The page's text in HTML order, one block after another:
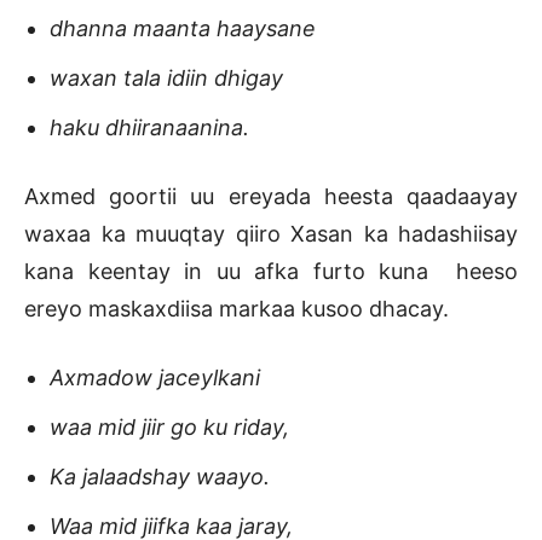
dhanna maanta haaysane
waxan tala idiin dhigay
haku dhiiranaanina.
Axmed goortii uu ereyada heesta qaadaayay
waxaa ka muuqtay qiiro Xasan ka hadashiisay
kana keentay in uu afka furto kuna heeso
ereyo maskaxdiisa markaa kusoo dhacay.
Axmadow jaceylkani
waa mid jiir go ku riday,
Ka jalaadshay waayo.
Waa mid jiifka kaa jaray,